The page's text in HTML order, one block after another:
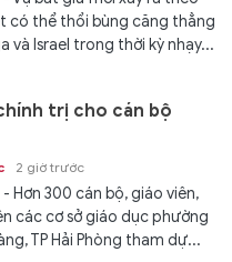
có thể thổi bùng căng thẳng
và Israel trong thời kỳ nhạy...
trị cho cán bộ
2 giờ trước
Hơn 300 cán bộ, giáo viên,
các cơ sở giáo dục phường
TP Hải Phòng tham dự...